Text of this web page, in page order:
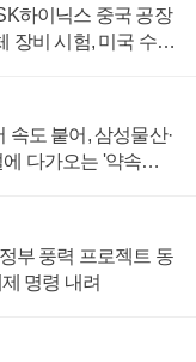
하이닉스 중국 공장
장비 시험, 미국 수출
속도 붙어, 삼성물산·
다가오는 '약속의
부 풍력 프로젝트 동
명령 내려